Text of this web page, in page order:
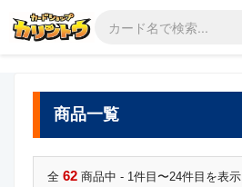
商品一覧
全 62 商品中 - 1件目〜24件目を表示